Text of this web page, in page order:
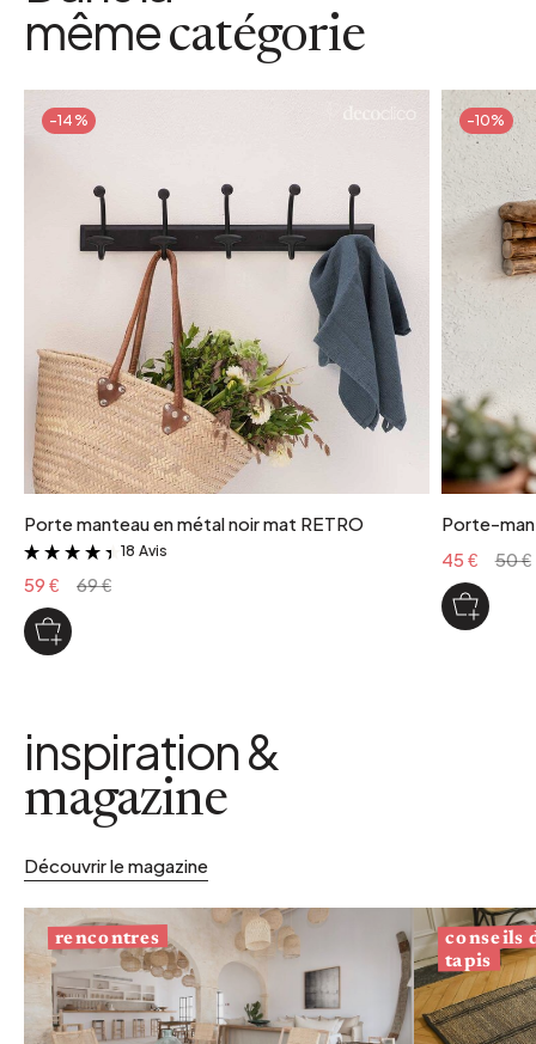
mêmecatégorie
-14%
Porte manteau en métal noir mat RETRO
&
18 Avis
59 € 69 €
-10%
Porte-
45 €
50 €
inspiration &
magazine
Découvrir le magazine
rencontres conseils
tapis